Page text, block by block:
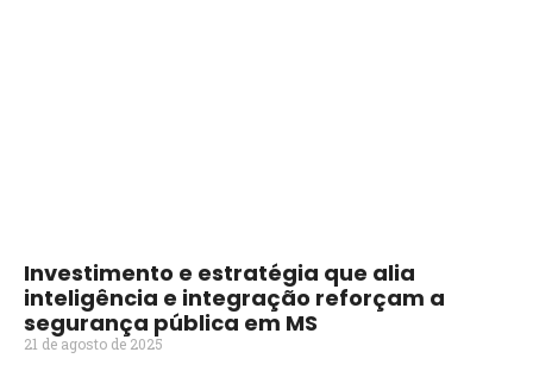
Investimento e estratégia que alia
inteligência e integração reforçam a
segurança pública em MS
21 de agosto de 2025